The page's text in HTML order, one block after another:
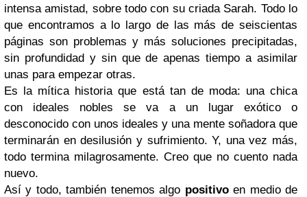
intensa amistad, sobre todo con su criada Sarah. Todo lo
que encontramos a lo largo de las más de seiscientas
páginas son problemas y más soluciones precipitadas,
sin profundidad y sin que de apenas tiempo a asimilar
unas para empezar otras.
Es la mítica historia que está tan de moda: una chica
con ideales nobles se va a un lugar exótico o
desconocido con unos ideales y una mente soñadora que
terminarán en desilusión y sufrimiento. Y, una vez más,
todo termina milagrosamente. Creo que no cuento nada
nuevo.
Así y todo, también tenemos algo positivoen medio de